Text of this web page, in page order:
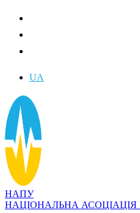
UA
НАПУ
НАЦІОНАЛЬНА АСОЦІАЦІЯ